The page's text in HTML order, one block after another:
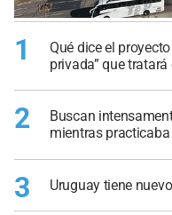
1
Qué dice el
privada” que tratará
2
Buscan
mientras
3 Uruguay tiene